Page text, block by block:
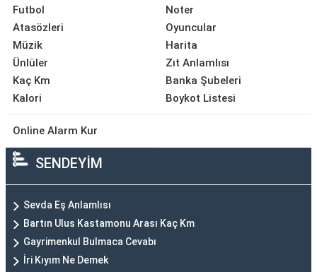
Futbol
Atasözleri
Müzik
Ünlüler
Kaç Km
Kalori
Noter
Oyuncular
Harita
Zıt Anlamlısı
Banka Şubeleri
Boykot Listesi
Online Alarm Kur
SENDEYİM
Sevda Eş Anlamlısı
Bartın Ulus Kastamonu Arası Kaç Km
Gayrimenkul Bulmaca Cevabı
İri Kıyım Ne Demek